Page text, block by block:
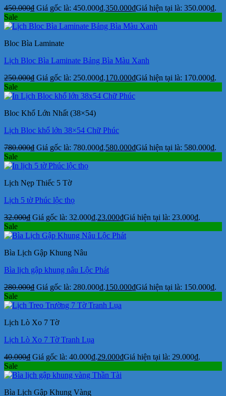
450.000₫ Giá gốc là: 450.000₫.350.000₫Giá hiện tại là: 350.000₫.
Sale
Bloc Bìa Laminate
Lịch Bloc Bìa Laminate Bảng Bìa Màu Xanh
250.000₫ Giá gốc là: 250.000₫.170.000₫Giá hiện tại là: 170.000₫.
Sale
Bloc Khổ Lớn Nhất (38×54)
Lịch Bloc khổ lớn 38×54 Chữ Phúc
780.000₫ Giá gốc là: 780.000₫.580.000₫Giá hiện tại là: 580.000₫.
Sale
Lịch Nẹp Thiếc 5 Tờ
Lịch 5 tờ Phúc lộc thọ
32.000₫ Giá gốc là: 32.000₫.23.000₫Giá hiện tại là: 23.000₫.
Sale
Bìa Lịch Gập Khung Nâu
Bìa lịch gập khung nâu Lộc Phát
280.000₫ Giá gốc là: 280.000₫.150.000₫Giá hiện tại là: 150.000₫.
Sale
Lịch Lò Xo 7 Tờ
Lịch Lò Xo 7 Tờ Tranh Lụa
40.000₫ Giá gốc là: 40.000₫.29.000₫Giá hiện tại là: 29.000₫.
Sale
Bìa Lịch Gập Khung Vàng